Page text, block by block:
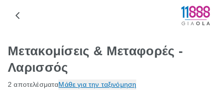
Μετακομίσεις & Μεταφορές -
Λαρισσός
2 αποτελέσματαΜάθε για την ταξινόμηση